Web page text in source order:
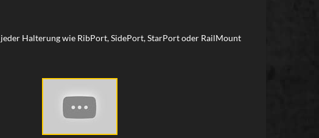
Halterung wie RibPort, SidePort, StarPort oder RailMount